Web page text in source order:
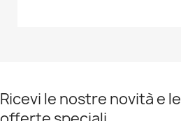
Ricevi le nostre novità e le